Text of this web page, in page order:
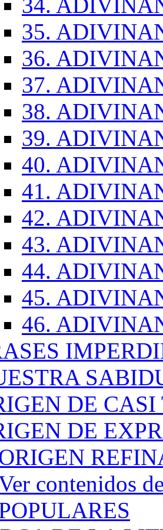
35.
36.
37.
38.
39.
40.
41.
42.
43.
44.
45.
46.
DE CASI
DE
contenidos